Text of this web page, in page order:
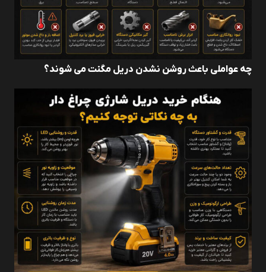
چه عواملی باعث روشن نشدن دریل مگنت می ‌شوند؟